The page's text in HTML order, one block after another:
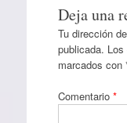
Deja una
Tu dirección
publicada.
marcados con
Comentario *